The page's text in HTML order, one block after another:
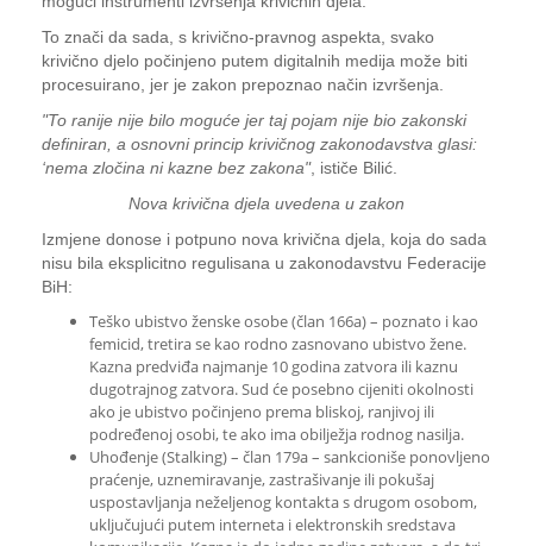
To znači da sada, s krivično-pravnog aspekta, svako
krivično djelo počinjeno putem digitalnih medija može biti
procesuirano, jer je zakon prepoznao način izvršenja.
"To ranije nije bilo moguće jer taj pojam nije bio zakonski
definiran, a osnovni princip krivičnog zakonodavstva glasi:
‘nema zločina ni kazne bez zakona", ističe Bilić.
Nova krivična djela uvedena u zakon
Izmjene donose i potpuno nova krivična djela, koja do sada
nisu bila eksplicitno regulisana u zakonodavstvu Federacije
BiH:
Teško ubistvo ženske osobe (član 166a) – poznato i kao
femicid, tretira se kao rodno zasnovano ubistvo žene.
Kazna predviđa najmanje 10 godina zatvora ili kaznu
dugotrajnog zatvora. Sud će posebno cijeniti okolnosti
ako je ubistvo počinjeno prema bliskoj, ranjivoj ili
podređenoj osobi, te ako ima obilježja rodnog nasilja.
Uhođenje (Stalking) – član 179a – sankcioniše ponovljeno
praćenje, uznemiravanje, zastrašivanje ili pokušaj
uspostavljanja neželjenog kontakta s drugom osobom,
uključujući putem interneta i elektronskih sredstava